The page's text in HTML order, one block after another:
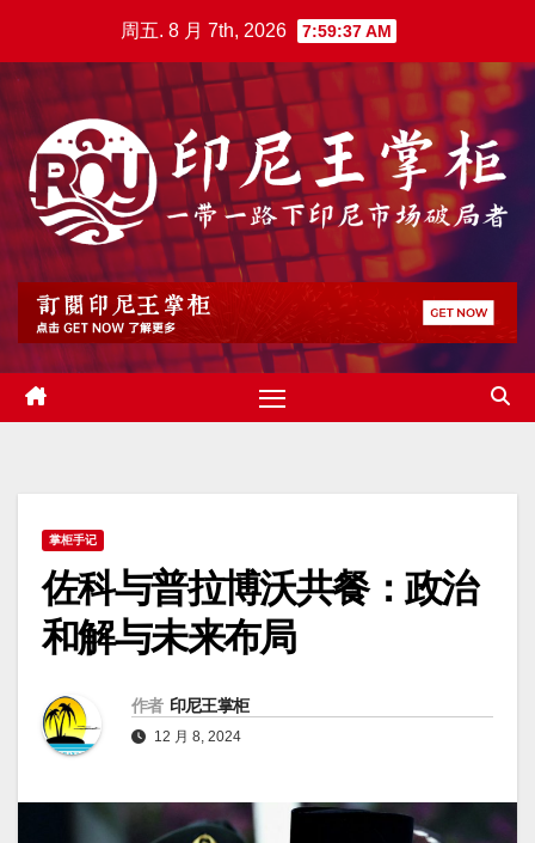
周五. 8 月 7th, 2026 7:59:38 AM
掌柜手记
佐科与普拉博沃共餐：政治
和解与未来布局
作者 印尼王掌柜
12 月 8, 2024